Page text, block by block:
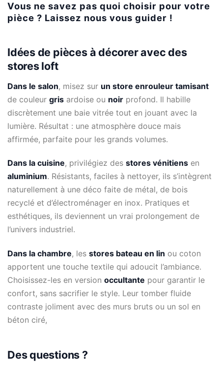
Vous ne savez pas quoi choisir pour votre
pièce ? Laissez nous vous guider !
Idées de pièces à décorer avec des
stores loft
Dans le salon, misez sur un store enrouleur tamisant
de couleur gris ardoise ou noir profond. Il habille
discrètement une baie vitrée tout en jouant avec la
lumière. Résultat : une atmosphère douce mais
affirmée, parfaite pour les grands volumes.
Dans la cuisine, privilégiez des stores vénitiens en
aluminium. Résistants, faciles à nettoyer, ils s’intègrent
naturellement à une déco faite de métal, de bois
recyclé et d’électroménager en inox. Pratiques et
esthétiques, ils deviennent un vrai prolongement de
l’univers industriel.
Dans la chambre, les stores bateau en lin ou coton
apportent une touche textile qui adoucit l’ambiance.
Choisissez-les en version occultante pour garantir le
confort, sans sacrifier le style. Leur tomber fluide
contraste joliment avec des murs bruts ou un sol en
béton ciré,
Des questions ?